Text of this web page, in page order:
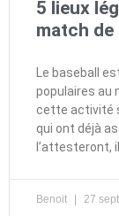
5 lieux
match de
Le baseball
populaires au
cette activité
qui ont déjà
l’attesteront,
Benoit 27